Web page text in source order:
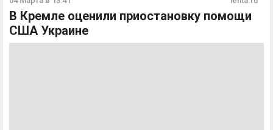
В Кремле оценили приостановку помощи
США Украине